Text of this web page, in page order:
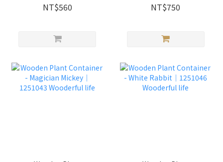
1251049 Wooderful life
NT$560
Minnie｜1251047
Wooderful life
NT$750